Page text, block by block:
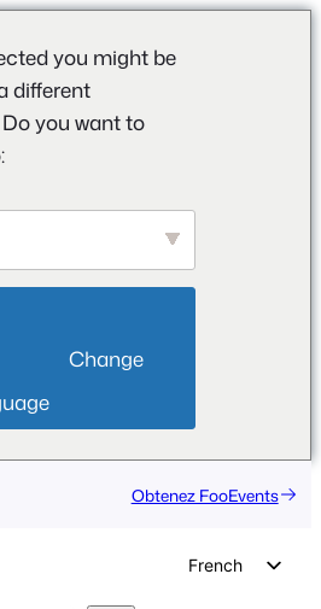
you might be
different
you want to
Obtenez FooEvents
French